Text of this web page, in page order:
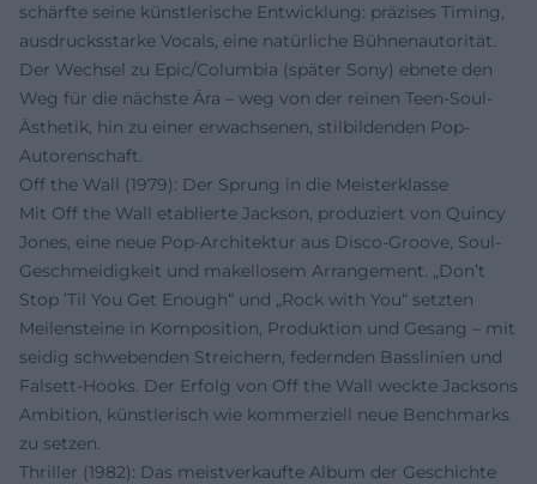
schärfte seine künstlerische Entwicklung: präzises Timing,
ausdrucksstarke Vocals, eine natürliche Bühnenautorität.
Der Wechsel zu Epic/Columbia (später Sony) ebnete den
Weg für die nächste Ära – weg von der reinen Teen-Soul-
Ästhetik, hin zu einer erwachsenen, stilbildenden Pop-
Autorenschaft.
Off the Wall (1979): Der Sprung in die Meisterklasse
Mit Off the Wall etablierte Jackson, produziert von Quincy
Jones, eine neue Pop-Architektur aus Disco-Groove, Soul-
Geschmeidigkeit und makellosem Arrangement. „Don’t
Stop ’Til You Get Enough“ und „Rock with You“ setzten
Meilensteine in Komposition, Produktion und Gesang – mit
seidig schwebenden Streichern, federnden Basslinien und
Falsett-Hooks. Der Erfolg von Off the Wall weckte Jacksons
Ambition, künstlerisch wie kommerziell neue Benchmarks
zu setzen.
Thriller (1982): Das meistverkaufte Album der Geschichte